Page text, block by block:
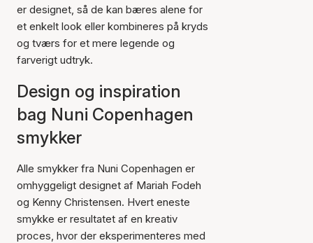
er designet, så de kan bæres alene for
et enkelt look eller kombineres på kryds
og tværs for et mere legende og
farverigt udtryk.
Design og inspiration
bag Nuni Copenhagen
smykker
Alle smykker fra Nuni Copenhagen er
omhyggeligt designet af Mariah Fodeh
og Kenny Christensen. Hvert eneste
smykke er resultatet af en kreativ
proces, hvor der eksperimenteres med